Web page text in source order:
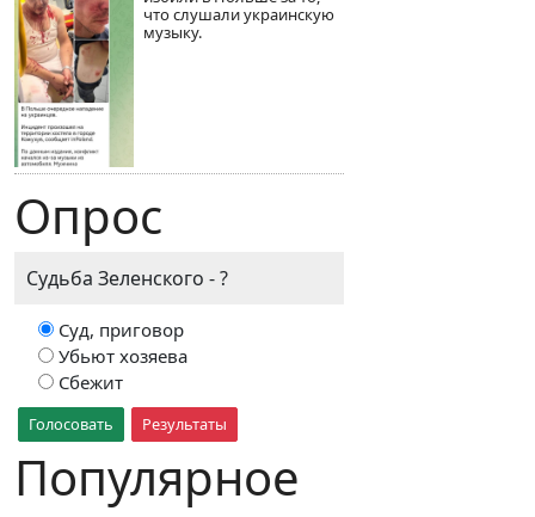
что слушали украинскую
музыку.
Опрос
Судьба Зеленского - ?
Суд, приговор
Убьют хозяева
Сбежит
Голосовать Результаты
Популярное